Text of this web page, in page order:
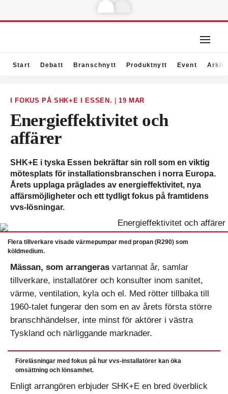
Start Debatt Branschnytt Produktnytt Event Arkiv
I FOKUS PÅ SHK+E I ESSEN. 19 MAR
Energieffektivitet och
affärer
SHK+E i tyska Essen bekräftar sin roll som en viktig
mötesplats för installationsbranschen i norra Europa.
Årets upplaga präglades av energieffektivitet, nya
affärsmöjligheter och ett tydligt fokus på framtidens
vvs-lösningar.
Flera tillverkare visade värmepumpar med propan (R290) som
köldmedium.
Mässan, som arrangeras vartannat år, samlar
tillverkare, installatörer och konsulter inom sanitet,
värme, ventilation, kyla och el. Med rötter tillbaka till
1960-talet fungerar den som en av årets första större
branschhändelser, inte minst för aktörer i västra
Tyskland och närliggande marknader.
Föreläsningar med fokus på hur vvs-installatörer kan öka
omsättning och lönsamhet.
Enligt arrangören erbjuder SHK+E en bred överblick